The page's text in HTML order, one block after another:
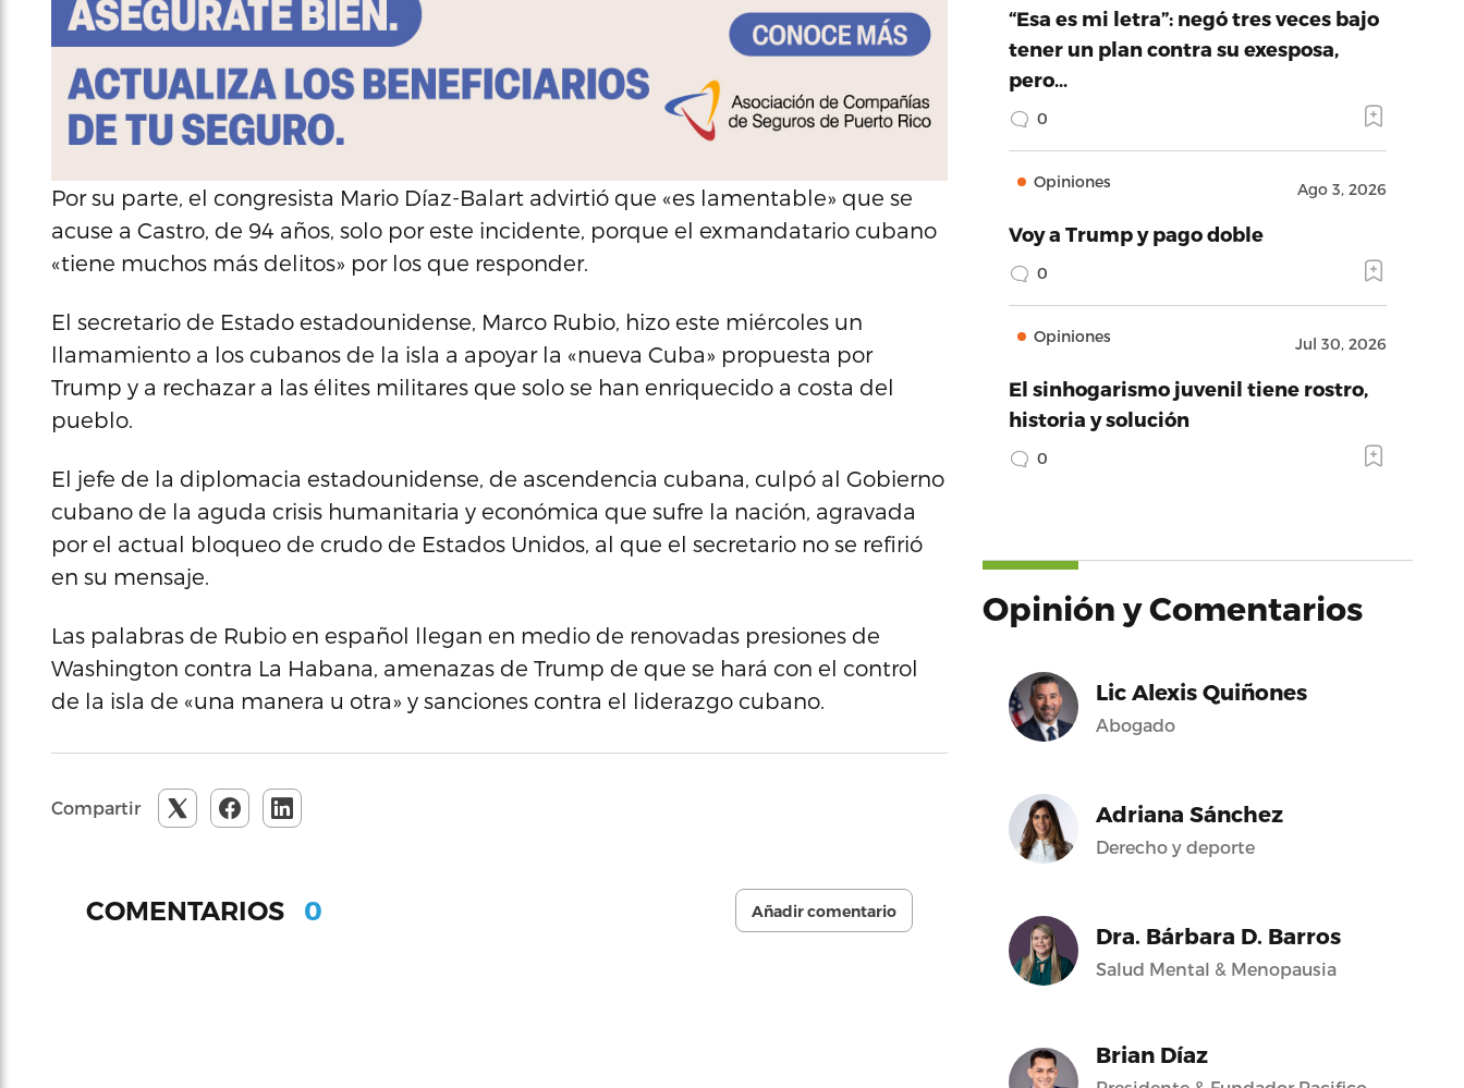
Por su parte, el congresista Mario Díaz-Balart advirtió que «es lamentable» que se
acuse a Castro, de 94 años, solo por este incidente, porque el exmandatario cubano
«tiene muchos más delitos» por los que responder.
El secretario de Estado estadounidense, Marco Rubio, hizo este miércoles un
llamamiento a los cubanos de la isla a apoyar la «nueva Cuba» propuesta por
Trump y a rechazar a las élites militares que solo se han enriquecido a costa del
pueblo.
El jefe de la diplomacia estadounidense, de ascendencia cubana, culpó al Gobierno
cubano de la aguda crisis humanitaria y económica que sufre la nación, agravada
por el actual bloqueo de crudo de Estados Unidos, al que el secretario no se refirió
en su mensaje.
Las palabras de Rubio en español llegan en medio de renovadas presiones de
Washington contra La Habana, amenazas de Trump de que se hará con el control
de la isla de «una manera u otra» y sanciones contra el liderazgo cubano.
Compartir
COMENTARIOS 0 Añadir comentario
“Esa es mi letra”: negó tres veces bajo
tener un plan contra su exesposa,
pero…
0
Opiniones Ago 3, 2026
Voy a Trump y pago doble
0
Opiniones Jul 30, 2026
El sinhogarismo juvenil tiene rostro,
historia y solución
0
Opinión y Comentarios
Lic Alexis Quiñones
Abogado
Adriana Sánchez
Derecho y deporte
Dra. Bárbara D. Barros
Salud Mental & Menopausia
Brian Díaz